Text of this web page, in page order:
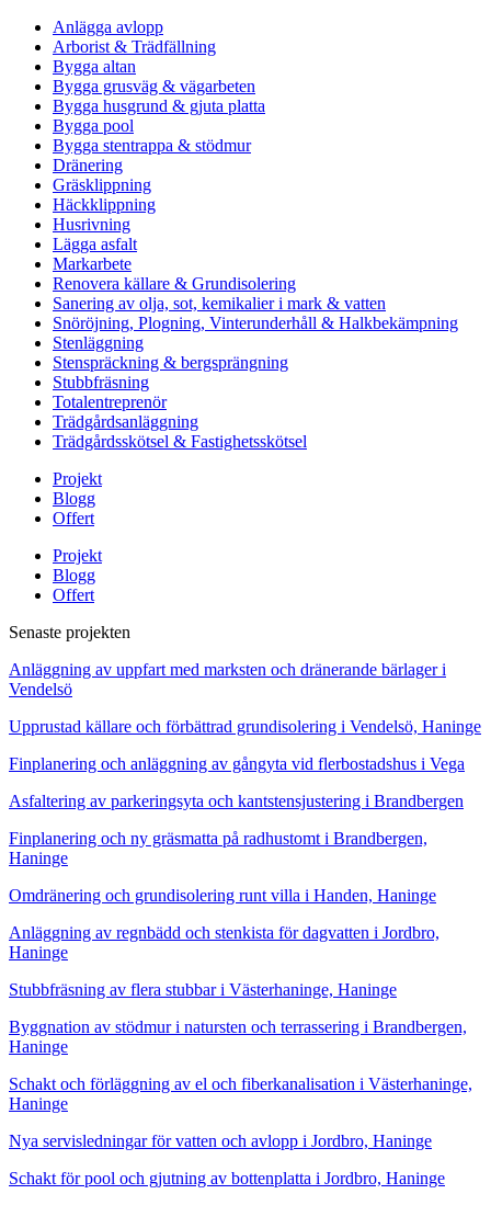
Anlägga avlopp
Arborist & Trädfällning
Bygga altan
Bygga grusväg & vägarbeten
Bygga husgrund & gjuta platta
Bygga pool
Bygga stentrappa & stödmur
Dränering
Gräsklippning
Häckklippning
Husrivning
Lägga asfalt
Markarbete
Renovera källare & Grundisolering
Sanering av olja, sot, kemikalier i mark & vatten
Snöröjning, Plogning, Vinterunderhåll & Halkbekämpning
Stenläggning
Stenspräckning & bergsprängning
Stubbfräsning
Totalentreprenör
Trädgårdsanläggning
Trädgårdsskötsel & Fastighetsskötsel
Projekt
Blogg
Offert
Projekt
Blogg
Offert
Senaste projekten
Anläggning av uppfart med marksten och dränerande bärlager i
Vendelsö
Upprustad källare och förbättrad grundisolering i Vendelsö, Haninge
Finplanering och anläggning av gångyta vid flerbostadshus i Vega
Asfaltering av parkeringsyta och kantstensjustering i Brandbergen
Finplanering och ny gräsmatta på radhustomt i Brandbergen,
Haninge
Omdränering och grundisolering runt villa i Handen, Haninge
Anläggning av regnbädd och stenkista för dagvatten i Jordbro,
Haninge
Stubbfräsning av flera stubbar i Västerhaninge, Haninge
Byggnation av stödmur i natursten och terrassering i Brandbergen,
Haninge
Schakt och förläggning av el och fiberkanalisation i Västerhaninge,
Haninge
Nya servisledningar för vatten och avlopp i Jordbro, Haninge
Schakt för pool och gjutning av bottenplatta i Jordbro, Haninge